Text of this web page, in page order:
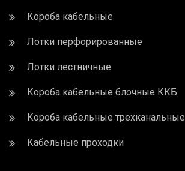
Короба кабельные
Лотки перфорированные
Лотки лестничные
Короба кабельные блочные ККБ
Короба кабельные трехканальные
Кабельные проходки